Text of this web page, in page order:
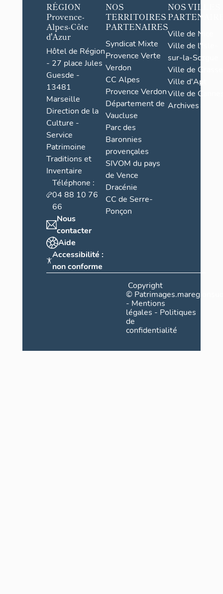
RÉGION
Provence-
Alpes-Côte
d'Azur
Hôtel de Région
- 27 place Jules
Guesde -
13481
Marseille
Direction de la
Culture -
Service
Patrimoine
Traditions et
Inventaire
Téléphone :
04 88 10 76
66
Nous
contacter
Aide
Accessibilité :
non conforme
NOS
TERRITOIRES
PARTENAIRES
Syndicat Mixte
Provence Verte
Verdon
CC Alpes
Provence Verdon
Département de
Vaucluse
Parc des
Baronnies
provençales
SIVOM du pays
de Vence
Dracénie
CC de Serre-
Ponçon
NOS VILLES
Ville de Nice
Ville de l'Isle-
sur-la-Sorgue
Ville de Grasse
Ville d'Apt
Ville de
Archives
Copyright
©
- Mentions
légales - Politiques
de
confidentialité